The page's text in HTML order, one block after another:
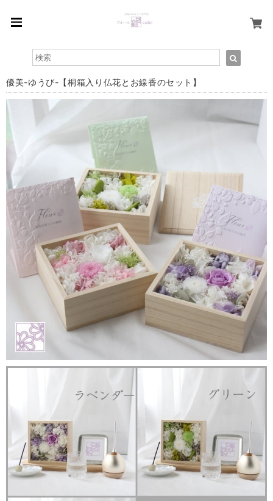
優美-ゆうび-【桐箱入り仏花とお線香のセット】